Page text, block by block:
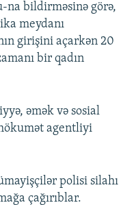
na bildirməsinə görə,
meydanı
girişini açarkən 20
bir qadın
əmək və sosial
agentliyi
polisi silahı
çağırıblar.